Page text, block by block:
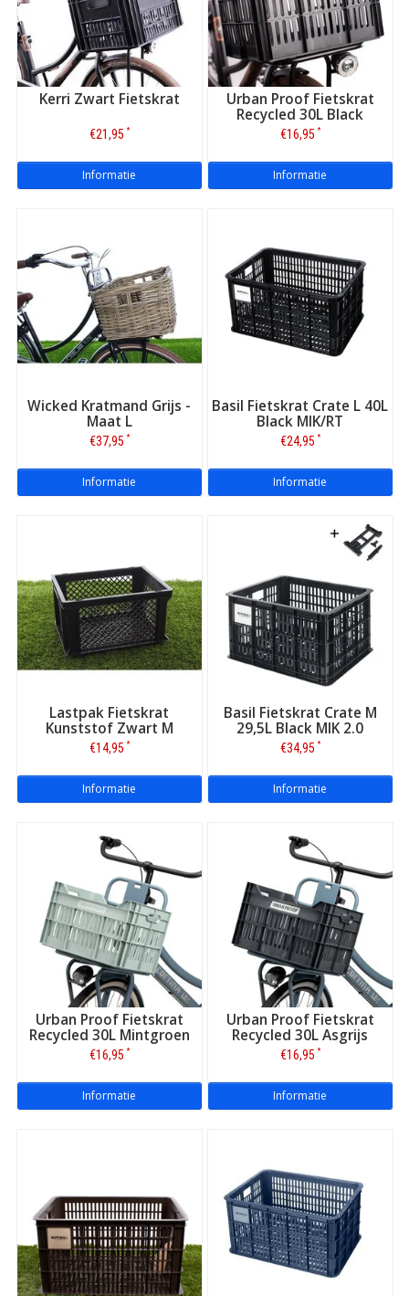
Kerri Zwart Fietskrat
€21,95 *
Informatie
Urban Proof Fietskrat
Recycled 30L Black
€16,95 *
Informatie
Wicked Kratmand Grijs -
Maat L
€37,95 *
Informatie
Basil Fietskrat Crate L 40L
Black MIK/RT
€24,95 *
Informatie
Lastpak Fietskrat
Kunststof Zwart M
€14,95 *
Informatie
Basil Fietskrat Crate M
29,5L Black MIK 2.0
€34,95 *
Informatie
Urban Proof Fietskrat
Recycled 30L Mintgroen
€16,95 *
Informatie
Urban Proof Fietskrat
Recycled 30L Asgrijs
€16,95 *
Informatie